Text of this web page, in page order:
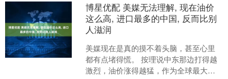
博星优配 美媒无法理解, 现在油价
这么高, 进口最多的中国, 反而比别
人滋润
美媒现在是真的摸不着头脑，甚至心里
都有点堵得慌。 按理说中东那边打得越
激烈，油价涨得越猛，作为全球最大原